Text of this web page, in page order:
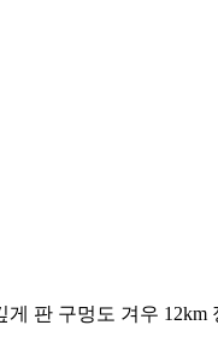
판 구멍도 겨우